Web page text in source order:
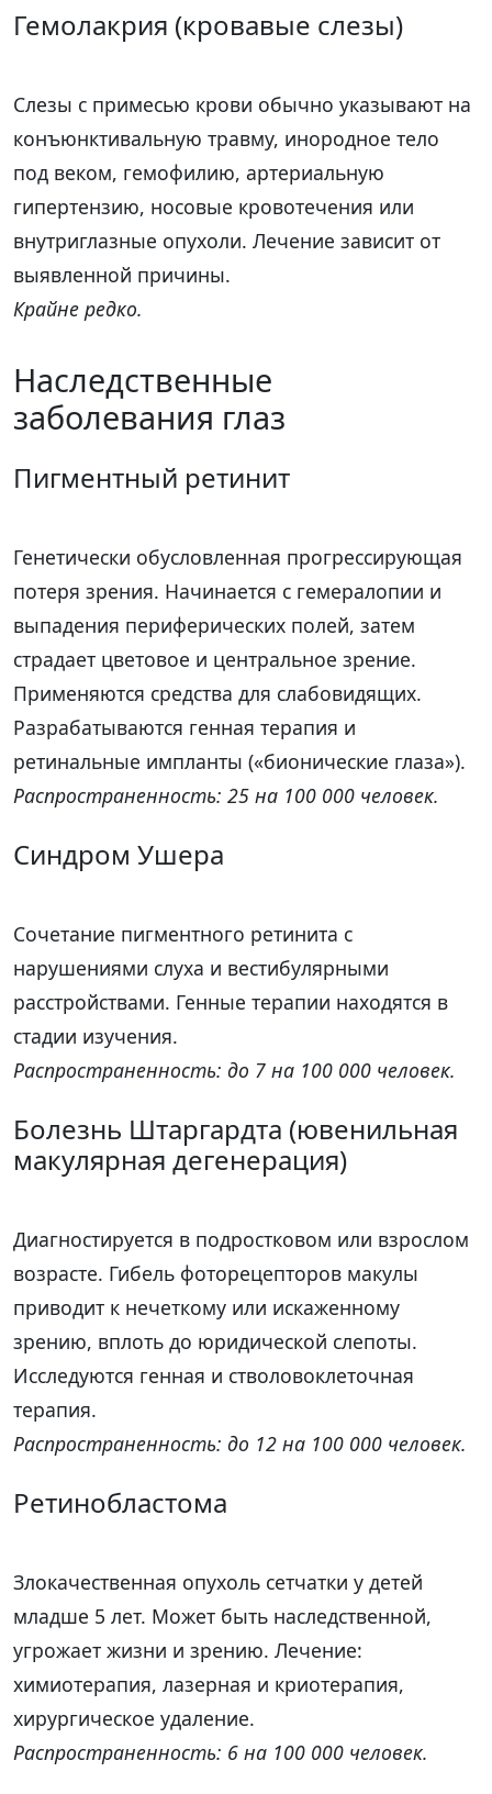
Гемолакрия (кровавые слезы)
Слезы с примесью крови обычно указывают на
конъюнктивальную травму, инородное тело
под веком, гемофилию, артериальную
гипертензию, носовые кровотечения или
внутриглазные опухоли. Лечение зависит от
выявленной причины.
Крайне редко.
Наследственные
заболевания глаз
Пигментный ретинит
Генетически обусловленная прогрессирующая
потеря зрения. Начинается с гемералопии и
выпадения периферических полей, затем
страдает цветовое и центральное зрение.
Применяются средства для слабовидящих.
Разрабатываются генная терапия и
ретинальные импланты («бионические глаза»).
Распространенность: 25 на 100 000 человек.
Синдром Ушера
Сочетание пигментного ретинита с
нарушениями слуха и вестибулярными
расстройствами. Генные терапии находятся в
стадии изучения.
Распространенность: до 7 на 100 000 человек.
Болезнь Штаргардта (ювенильная
макулярная дегенерация)
Диагностируется в подростковом или взрослом
возрасте. Гибель фоторецепторов макулы
приводит к нечеткому или искаженному
зрению, вплоть до юридической слепоты.
Исследуются генная и стволовоклеточная
терапия.
Распространенность: до 12 на 100 000 человек.
Ретинобластома
Злокачественная опухоль сетчатки у детей
младше 5 лет. Может быть наследственной,
угрожает жизни и зрению. Лечение:
химиотерапия, лазерная и криотерапия,
хирургическое удаление.
Распространенность: 6 на 100 000 человек.